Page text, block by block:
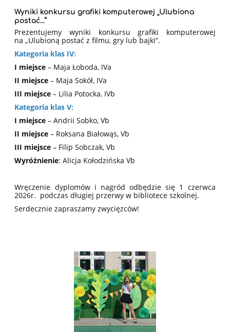
Wyniki konkursu grafiki komputerowej „Ulubiona
postać...”
Prezentujemy wyniki konkursu grafiki komputerowej
na„Ulubioną postać z filmu, gry lub bajki”.
Kategoria klas IV:
I miejsce – Maja Łoboda, IVa
II miejsce – Maja Sokół, IVa
III miejsce – Lilia Potocka, IVb
Kategoria klas V:
I miejsce – Andrii Sobko, Vb
II miejsce – Roksana Białowąs, Vb
III miejsce – Filip Sobczak, Vb
Wyróżnienie:Alicja Kołodzińska Vb
Wręczenie dyplomów i nagród odbędzie się 1 czerwca
2026r. podczas długiej przerwy w bibliotece szkolnej.
Serdecznie zapraszamy zwycięzców!